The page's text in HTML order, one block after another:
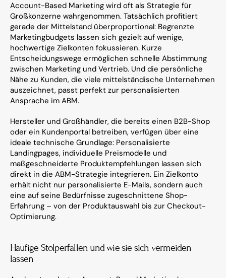
Account-Based Marketing wird oft als Strategie für
Großkonzerne wahrgenommen. Tatsächlich profitiert
gerade der Mittelstand überproportional: Begrenzte
Marketingbudgets lassen sich gezielt auf wenige,
hochwertige Zielkonten fokussieren. Kurze
Entscheidungswege ermöglichen schnelle Abstimmung
zwischen Marketing und Vertrieb. Und die persönliche
Nähe zu Kunden, die viele mittelständische Unternehmen
auszeichnet, passt perfekt zur personalisierten
Ansprache im ABM.
Hersteller und Großhändler, die bereits einen B2B-Shop
oder ein Kundenportal betreiben, verfügen über eine
ideale technische Grundlage: Personalisierte
Landingpages, individuelle Preismodelle und
maßgeschneiderte Produktempfehlungen lassen sich
direkt in die ABM-Strategie integrieren. Ein Zielkonto
erhält nicht nur personalisierte E-Mails, sondern auch
eine auf seine Bedürfnisse zugeschnittene Shop-
Erfahrung – von der Produktauswahl bis zur Checkout-
Optimierung.
Häufige Stolperfallen und wie sie sich vermeiden
lassen